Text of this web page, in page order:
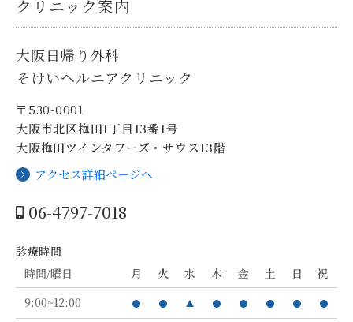
クリニック案内
大阪日帰り外科
そけいヘルニアクリニック
〒530-0001
大阪市北区梅田1丁目13番1号
大阪梅田ツインタワーズ・サウス13階
アクセス詳細ページへ
06-4797-7018
診療時間
時間/曜日
月 火 水 木 金 土 日
祝
9:00~12:00